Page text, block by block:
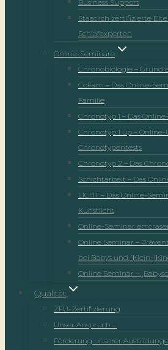
Business Support
Staatlich zertifizierte
Schlafexperten
Online-Seminare
Chronobiologie –
CoFam – Das Online-
Familie
Chronotyp 1 – Das
Chronotyp 1 up –
Chronotypentests
Chronotyp 2 – Das
Schichtarbeit – Das
LICHT – Das Online-
Kunstlicht
Online-Seminar
Online Seminar –
bei Babys und (Klein-
Online Seminar –
Qualität
ZFU-Zertifizierung
Unser Anspruch …
Förderung unserer